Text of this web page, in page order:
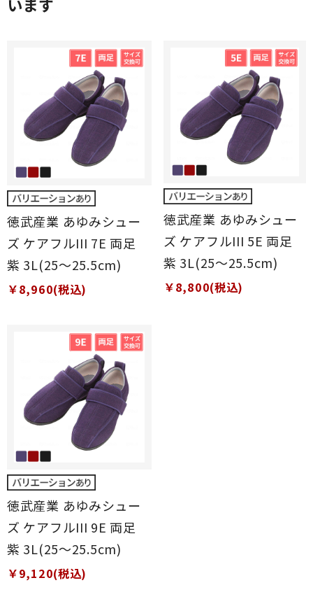
徳武産業 あゆみシュー
ズ ケアフルIII 7E 両足
紫 3L(25～25.5cm)
￥8,960(税込)
徳武産業 あゆみシュー
ズ ケアフルIII 5E 両足
紫 3L(25～25.5cm)
￥8,800(税込)
徳武産業 あゆみシュー
ズ ケアフルIII 9E 両足
紫 3L(25～25.5cm)
￥9,120(税込)